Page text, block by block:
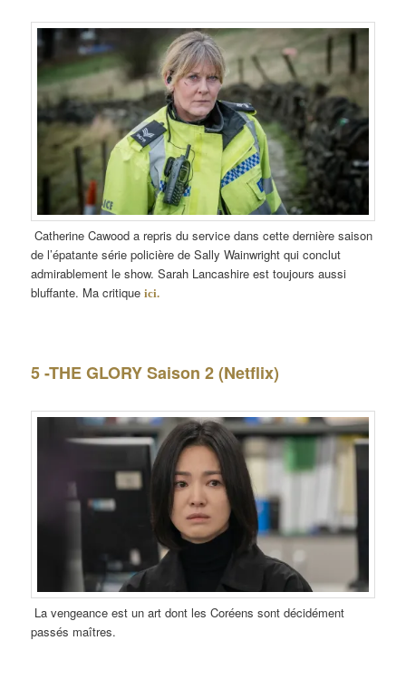
Catherine Cawood a repris du service dans cette dernière saison
de l’épatante série policière de Sally Wainwright qui conclut
admirablement le show. Sarah Lancashire est toujours aussi
bluffante. Ma critiqueici.
5 -THE GLORY Saison 2 (Netflix)
La vengeance est un art dont les Coréens sont décidément
passés maîtres.